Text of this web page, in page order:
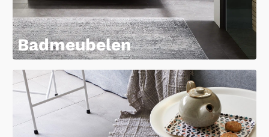
Badmeubelen